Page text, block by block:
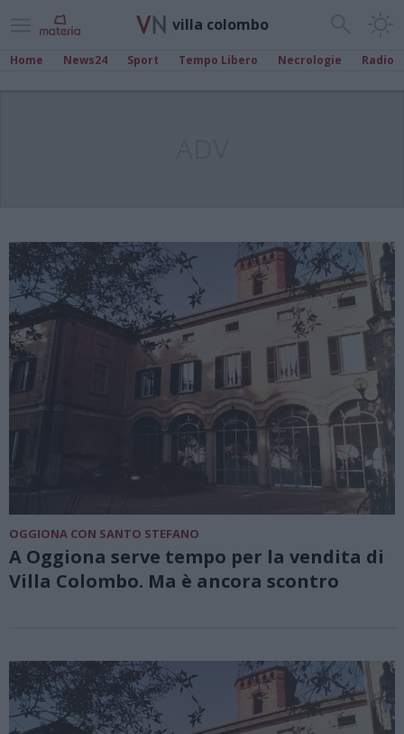
villa colombo
Home News24 Sport Tempo Libero Necrologie Radio
OGGIONA CON SANTO STEFANO
A Oggiona serve tempo per la vendita di
Villa Colombo. Ma è ancora scontro